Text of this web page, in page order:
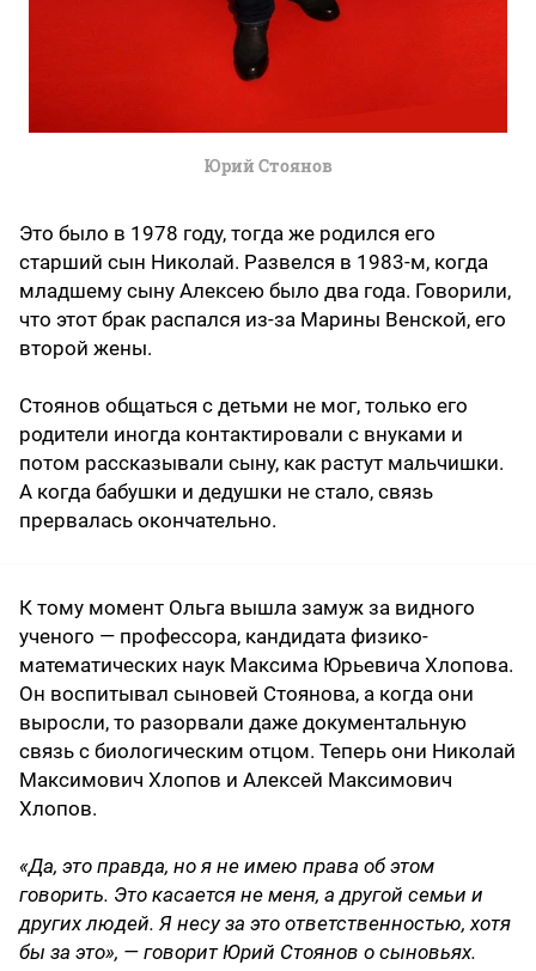
Юрий Стоянов
Это было в 1978 году, тогда же родился его
старший сын Николай. Развелся в 1983-м, когда
младшему сыну Алексею было два года. Говорили,
что этот брак распался из-за Марины Венской, его
второй жены.
Стоянов общаться с детьми не мог, только его
родители иногда контактировали с внуками и
потом рассказывали сыну, как растут мальчишки.
А когда бабушки и дедушки не стало, связь
прервалась окончательно.
К тому момент Ольга вышла замуж за видного
ученого — профессора, кандидата физико-
математических наук Максима Юрьевича Хлопова.
Он воспитывал сыновей Стоянова, а когда они
выросли, то разорвали даже документальную
связь с биологическим отцом. Теперь они Николай
Максимович Хлопов и Алексей Максимович
Хлопов.
«Да, это правда, но я не имею права об этом
говорить. Это касается не меня, а другой семьи и
других людей. Я несу за это ответственностью, хотя
бы за это», — говорит Юрий Стоянов о сыновьях.